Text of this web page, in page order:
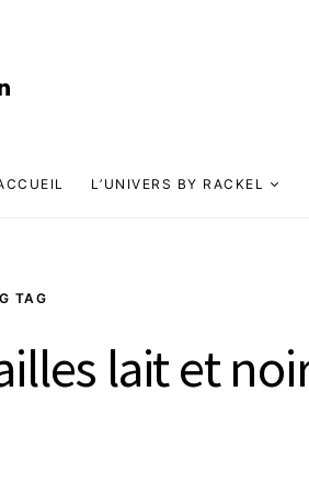
L’UNIVERS BY RACKEL
TAG
lait et